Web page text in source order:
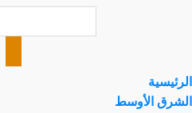
الرئيسية
الشرق الأوسط